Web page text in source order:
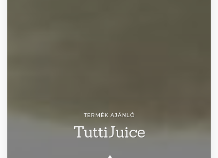
TERMÉK AJÁNLÓ
TuttiJuice